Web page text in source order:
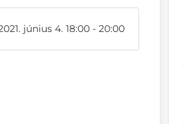
június 4. 18:00 - 20:00